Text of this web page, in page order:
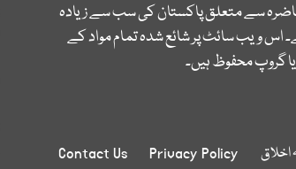
سے متعلق پاکستان کی سب سے زیادہ
ویب سائٹ پر شائع شدہ تمام مواد کے
گروپ محفوظ ہیں۔
Privacy Policy
Contact Us